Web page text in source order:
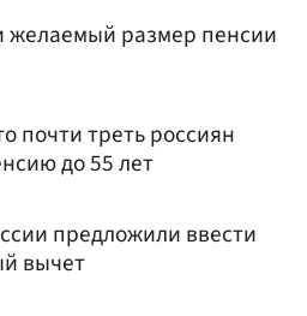
желаемый размер пенсии
почти треть россиян
до 55 лет
предложили ввести
вычет